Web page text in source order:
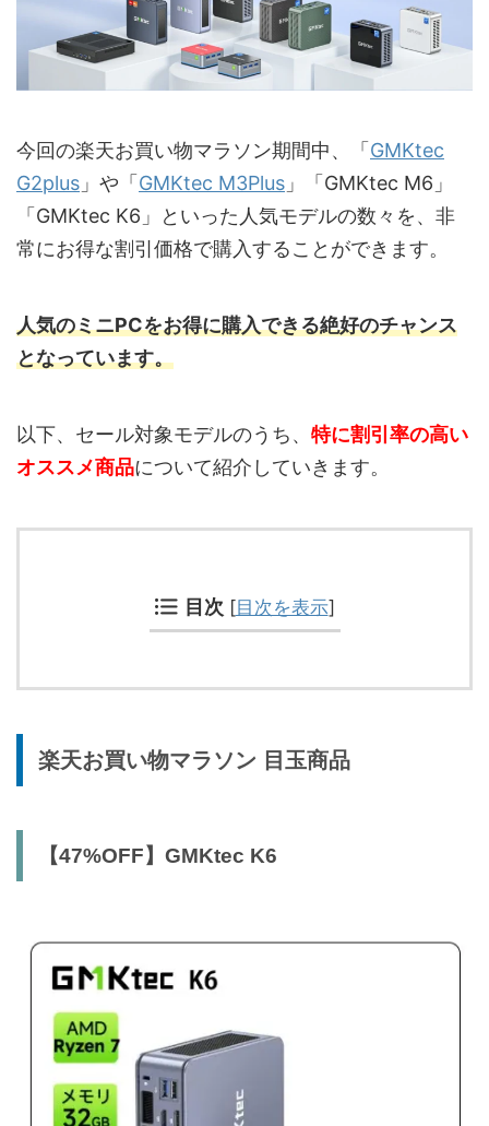
今回の楽天お買い物マラソン期間中、「GMKtec
G2plus 」や「GMKtec M3Plus 」「GMKtec M6」
「GMKtec K6」といった人気モデルの数々を、非
常にお得な割引価格で購入することができます。
人気のミニPCをお得に購入できる絶好のチャンス
となっています。
以下、セール対象モデルのうち、 特に割引率の高い
オススメ商品について紹介していきます。
目次 [目次を表示]
楽天お買い物マラソン 目玉商品
【47%OFF】GMKtec K6